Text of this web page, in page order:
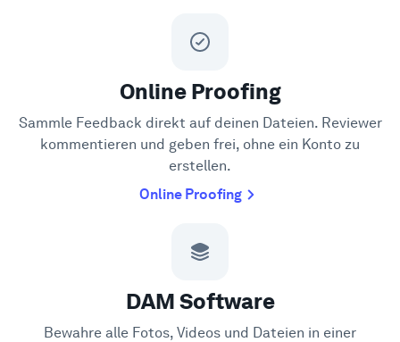
Online Proofing
Sammle Feedback direkt auf deinen Dateien. Reviewer
kommentieren und geben frei, ohne ein Konto zu
erstellen.
Online Proofing
DAM Software
Bewahre alle Fotos, Videos und Dateien in einer